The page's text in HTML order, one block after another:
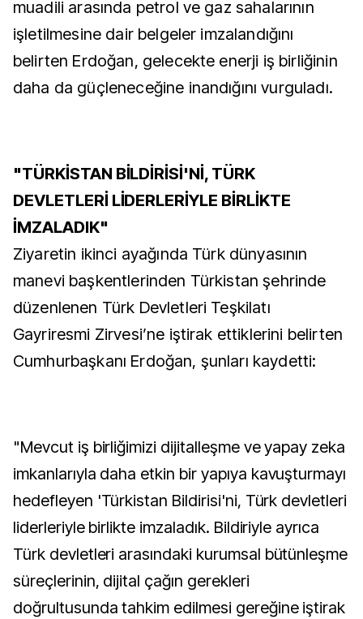
muadili arasında petrol ve gaz sahalarının
işletilmesine dair belgeler imzalandığını
belirten Erdoğan, gelecekte enerji iş birliğinin
daha da güçleneceğine inandığını vurguladı.
"TÜRKİSTAN BİLDİRİSİ'Nİ, TÜRK
DEVLETLERİ LİDERLERİYLE BİRLİKTE
İMZALADIK"
Ziyaretin ikinci ayağında Türk dünyasının
manevi başkentlerinden Türkistan şehrinde
düzenlenen Türk Devletleri Teşkilatı
Gayriresmi Zirvesi’ne iştirak ettiklerini belirten
Cumhurbaşkanı Erdoğan, şunları kaydetti:
"Mevcut iş birliğimizi dijitalleşme ve yapay zeka
imkanlarıyla daha etkin bir yapıya kavuşturmayı
hedefleyen 'Türkistan Bildirisi'ni, Türk devletleri
liderleriyle birlikte imzaladık. Bildiriyle ayrıca
Türk devletleri arasındaki kurumsal bütünleşme
süreçlerinin, dijital çağın gerekleri
doğrultusunda tahkim edilmesi gereğine iştirak